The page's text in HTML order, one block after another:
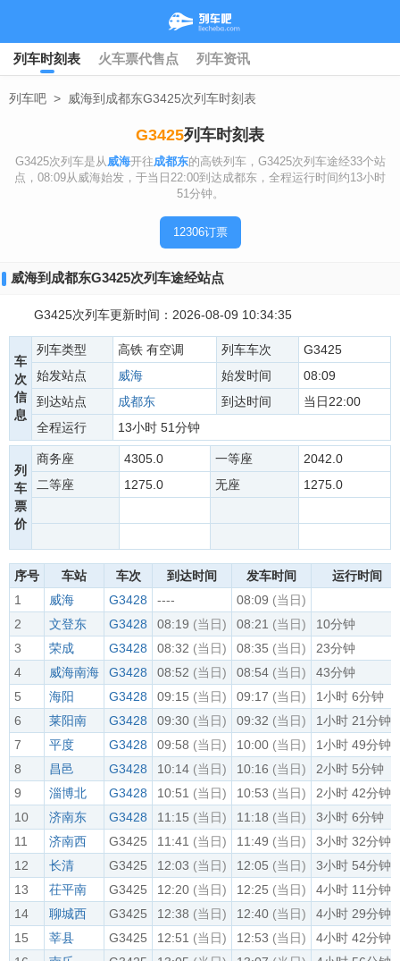
列车时刻表 火车票代售点 列车资讯
列车吧 > 威海到成都东G3425次列车时刻表
G3425列车时刻表
G3425次列车是从威海开往成都东的高铁列车，G3425次列车途经33个站
点，08:09从威海始发，于当日22:00到达成都东，全程运行时间约13小时
51分钟。
12306订票
威海到成都东G3425次列车途经站点
G3425次列车更新时间：2026-08-09 10:34:35
车
次
信
息
列车类型 高铁 有空调 列车车次
G3425
始发站点
威海 始发时间
08:09
到达站点
成都东 到达时间
当日22:00
全程运行
13小时 51分钟
列
车
票
价
商务座 4305.0 一等座
2042.0
二等座
1275.0 无座 1275.0
序号 车站 车次 到达时间 发车时间
运行时间
1
威海 G3428 ---- 08:09 (当日)
2
文登东 G3428 08:19 (当日) 08:21 (当日)
10分钟
3
荣成 G3428 08:32 (当日) 08:35 (当日)
23分钟
4
威海南海 G3428 08:52 (当日) 08:54 (当日)
43分钟
5
海阳 G3428 09:15 (当日) 09:17 (当日)
1小时 6分钟
6
莱阳南 G3428 09:30 (当日) 09:32 (当日)
1小时 21分钟
7
平度 G3428 09:58 (当日) 10:00 (当日)
1小时 49分钟
8
昌邑 G3428 10:14 (当日) 10:16 (当日)
2小时 5分钟
9
淄博北 G3428 10:51 (当日) 10:53 (当日)
2小时 42分钟
10
济南东 G3428 11:15 (当日) 11:18 (当日)
3小时 6分钟
11
济南西 G3425 11:41 (当日) 11:49 (当日)
3小时 32分钟
12
长清 G3425 12:03 (当日) 12:05 (当日)
3小时 54分钟
13
茌平南 G3425 12:20 (当日) 12:25 (当日)
4小时 11分钟
14
聊城西 G3425 12:38 (当日) 12:40 (当日)
4小时 29分钟
15
莘县 G3425 12:51 (当日) 12:53 (当日)
4小时 42分钟